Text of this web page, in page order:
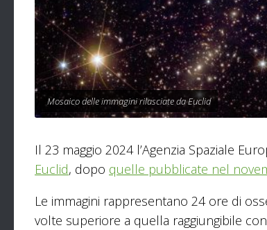
Mosaico delle immagini rilasciate da Euclid
Il 23 maggio 2024 l’Agenzia Spaziale
Euclid, dopo quelle pubblicate nel
Le immagini rappresentano 24 ore di
volte superiore a quella raggiungibile